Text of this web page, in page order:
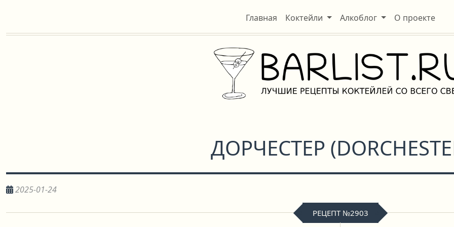
Главная Коктейли Алкоблог О проекте
ДОРЧЕСТЕР (
2025-01-24
РЕЦЕПТ №2903